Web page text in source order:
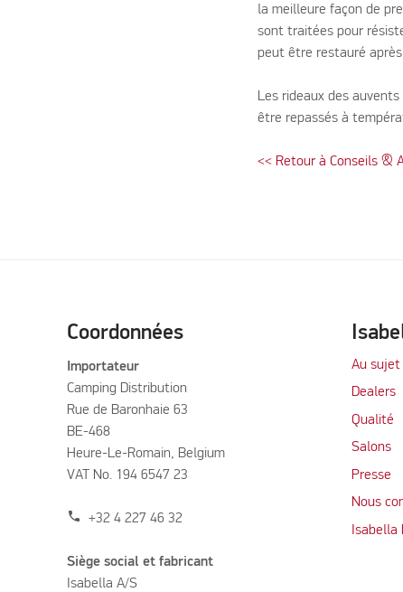
la meilleure façon de
sont traitées pour
peut être restauré
Les rideaux des
être repassés à
<< Retour à Conseils &
Coordonnées
Importateur
Camping Distribution
Rue de Baronhaie 63
BE-468
Heure-Le-Romain, Belgium
VAT No. 194 6547 23
phone +32 4 227 46 32
Siège social et fabricant
Isabella A/S
Au sujet
Dealers
Qualité
Salons
Presse
Nous
Isabella